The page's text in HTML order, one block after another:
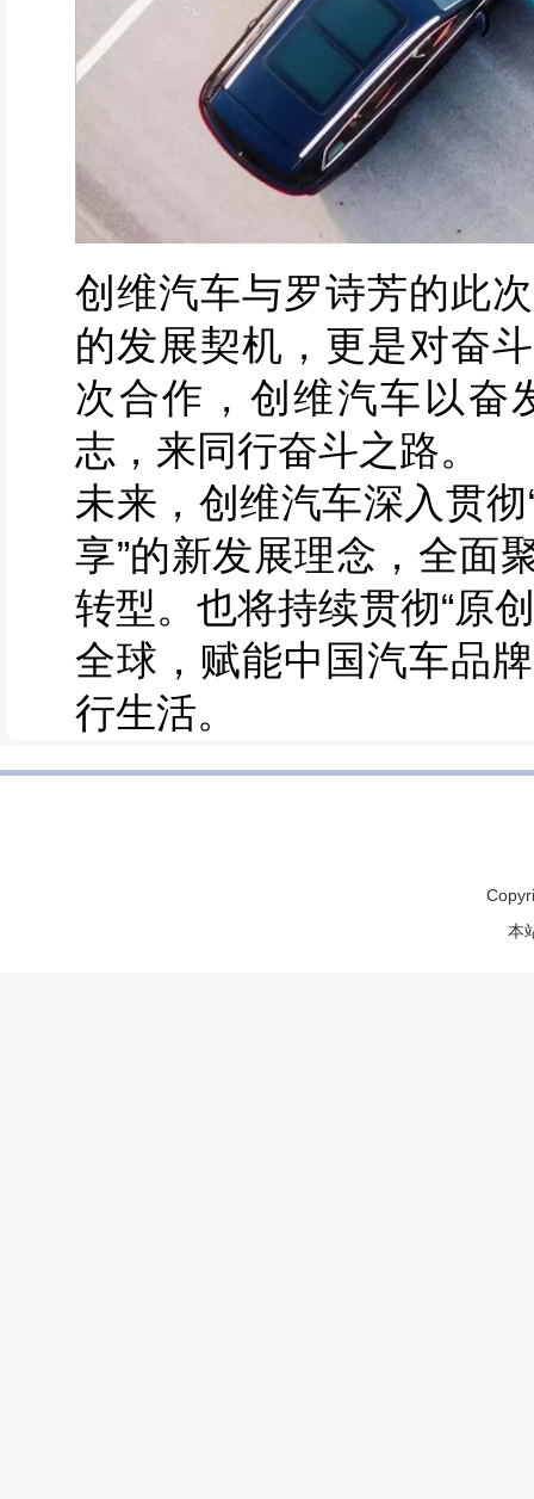
创维汽车与罗诗芳的此
的发展契机，更是对奋
次合作，创维汽车以奋
志，来同行奋斗之路。
未来，创维汽车深入贯
享”的新发展理念，全面
转型。也将持续贯彻“原
全球，赋能中国汽车品
行生活。
本